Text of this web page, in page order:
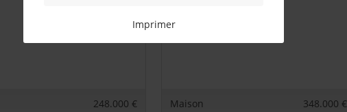
248.000 € Maison 348.000 €
Imprimer